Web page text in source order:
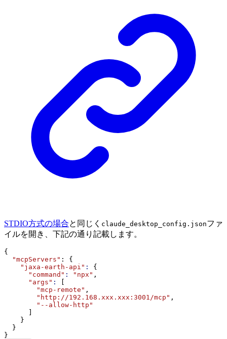
STDIO方式の場合と同じく claude_desktop_config.jsonファ
イルを開き、下記の通り記載します。
{
"mcpServers" : {
"jaxa-earth-api" :
{
"command" : "npx" ,
"args" :
"mcp-remote" ,
"http://192.168.xxx.xxx:3001/mcp" ,
"--allow-http"
    }
  }
}